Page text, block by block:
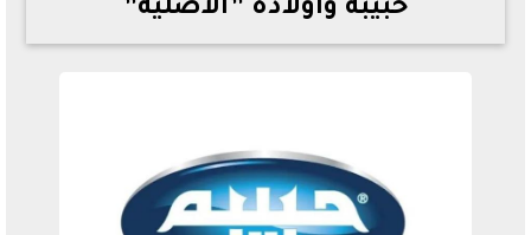
تحسن حالة فضل شاكر الصحية وخروجه من المستشفى |
حبيبة وأولاده ”الأصلية”